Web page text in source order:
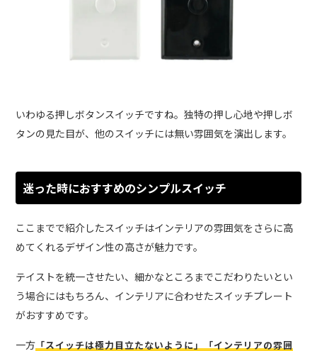
いわゆる押しボタンスイッチですね。独特の押し心地や押しボ
タンの見た目が、他のスイッチには無い雰囲気を演出します。
迷った時におすすめのシンプルスイッチ
ここまでで紹介したスイッチはインテリアの雰囲気をさらに高
めてくれるデザイン性の高さが魅力です。
テイストを統一させたい、細かなところまでこだわりたいとい
う場合にはもちろん、インテリアに合わせたスイッチプレート
がおすすめです。
一方「スイッチは極力目立たないように」「インテリアの雰囲